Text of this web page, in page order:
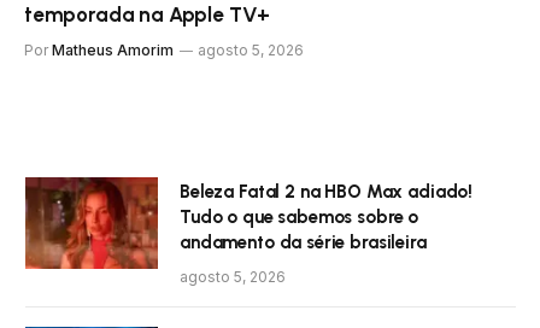
temporada na Apple TV+
Por Matheus Amorim agosto 5, 2026
Beleza Fatal 2 na HBO Max adiado!
Tudo o que sabemos sobre o
andamento da série brasileira
agosto 5, 2026